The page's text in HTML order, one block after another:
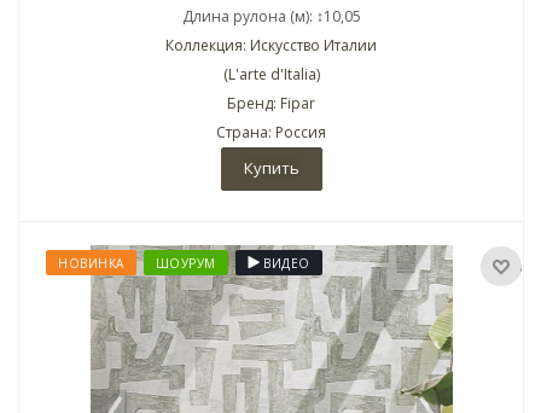
Длина рулона (м): ↕10,05
Коллекция: Искусство Италии
(L'arte d'Italia)
Бренд: Fipar
Страна: Россия
Купить
НОВИНКА ШОУРУМ ВИДЕО